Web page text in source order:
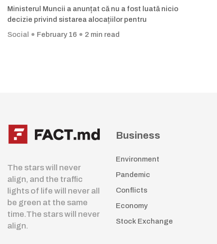
Ministerul Muncii a anunțat că nu a fost luată nicio
decizie privind sistarea alocațiilor pentru
Social
February 16 2 min read
The stars will never
align, and the traffic
lights of life will never all
be green at the same
time.The stars will never
align.
Business
Environment
Pandemic
Conflicts
Economy
Stock Exchange